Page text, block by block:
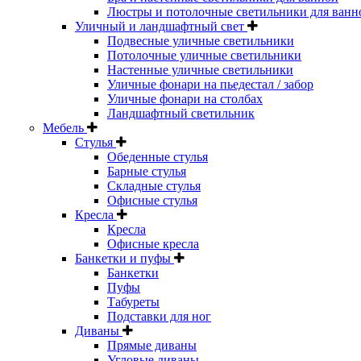
Люстры и потолочные светильники для
Уличный и ландшафтный свет
Подвесные уличные светильники
Потолочные уличные светильники
Настенные уличные светильники
Уличные фонари на пьедестал / забор
Уличные фонари на столбах
Ландшафтный светильник
Мебель
Стулья
Обеденные стулья
Барные стулья
Складные стулья
Офисные стулья
Кресла
Кресла
Офисные кресла
Банкетки и пуфы
Банкетки
Пуфы
Табуреты
Подставки для ног
Диваны
Прямые диваны